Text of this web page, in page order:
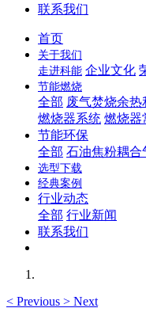
联系我们
首页
关于我们
走进科能 企业文化
节能燃烧
全部 废气焚烧余热
燃烧器系统 燃烧器
节能环保
全部 石油焦粉耦合
选型下载
经典案例
行业动态
全部 行业新闻
联系我们
< Previous > Next